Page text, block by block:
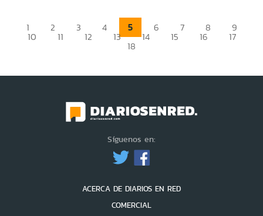
1 2 3 4 5 6 7 8 9
10 11 12 13 14 15 16 17
18
Síguenos en:
ACERCA DE DIARIOS EN RED
COMERCIAL